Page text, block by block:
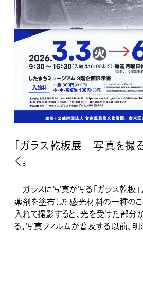
「ガラス乾板展 写真を撮
く。
ガラスに写真が写る「ガラス乾板
薬剤を塗布した感光材料の一種のこ
入れて撮影すると、光を受けた部分
る。写真フィルムが普及する以前、